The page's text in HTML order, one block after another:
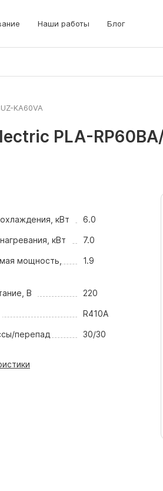
Наши работы Блог
KA60VA
PLA-
кВт 6.0
кВт 7.0
мощность,
1.9
В 220
R410A
перепад
30/30